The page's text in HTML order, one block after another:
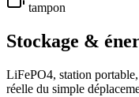
tampon
Stockage &
LiFePO4, station
réelle du simple